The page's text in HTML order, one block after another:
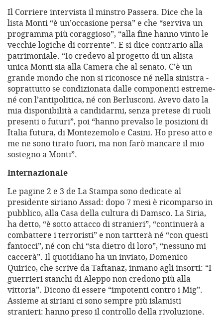
Il Corriere intervista il minstro Passera. Dice che la
lista Monti “è un’occasione persa” e che “serviva un
programma più coraggioso”, “alla fine hanno vinto le
vecchie logiche di corrente”. E si dice contrario alla
patrimoniale. “Io credevo al progetto di un alista
unica Monti sia alla Camera che al senato. C’è un
grande mondo che non si riconosce né nella sinistra -
soprattutto se condizionata dalle componenti estreme-
né con l’antipolitica, né con Berlusconi. Avevo dato la
mia disponibilità a candidarmi, senza pretese di ruoli
presenti o futuri”, poi “hanno prevalso le posizioni di
Italia futura, di Montezemolo e Casini. Ho preso atto e
me ne sono tirato fuori, ma non farò mancare il mio
sostegno a Monti”.
Internazionale
Le pagine 2 e 3 de La Stampa sono dedicate al
presidente siriano Assad: dopo 7 mesi è ricomparso in
pubblico, alla Casa della cultura di Damsco. La Siria,
ha detto, “è sotto attacco di stranieri”, “continuerà a
combattere i terroristi” e non tartterà né “con questi
fantocci”, né con chi “sta dietro di loro”, “nessuno mi
caccerà”. Il quotidiano ha un inviato, Domenico
Quirico, che scrive da Taftanaz, inmano agli insorti: “I
guerrieri stanchi di Aleppo non credono più alla
vittoria”. Dicono di essere “impotenti contro i Mig”.
Assieme ai siriani ci sono sempre più islamisti
stranieri: hanno preso il controllo della rivoluzione.